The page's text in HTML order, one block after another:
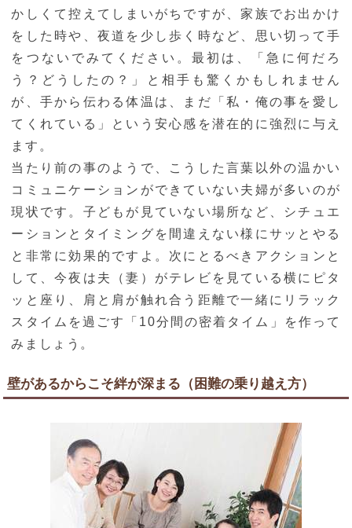
かしくて控えてしまいがちですが、家族でお出かけ
をした時や、夜道を少し歩く時など、思い切って手
をつないでみてください。最初は、「急に何だろ
う？どうしたの？」と相手も驚くかもしれません
が、手から伝わる体温は、まだ「私・俺の事を愛し
てくれている」という安心感を潜在的に強烈に与え
ます。
当たり前の事のようで、こうした言葉以外の温かい
コミュニケーションができていない夫婦が多いのが
現状です。子どもが見ていない場所など、シチュエ
ーションとタイミングを間違えない様にサッとやる
と非常に効果的ですよ。次にとるべきアクションと
して、今夜は夫（妻）がテレビを見ている横にピタ
ッと座り、肩と肩が触れ合う距離で一緒にリラック
スタイムを過ごす「10分間の密着タイム」を作って
みましょう。
壁があるからこそ絆が深まる（困難の乗り越え方）